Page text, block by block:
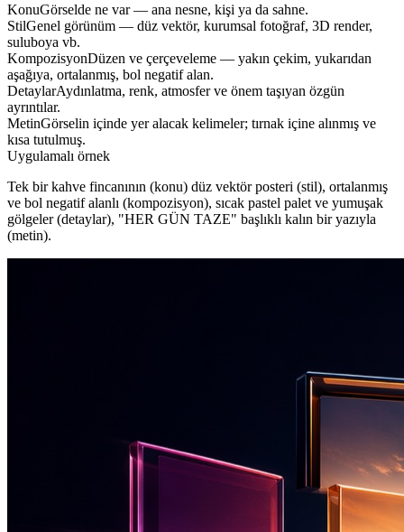
KonuGörselde ne var — ana nesne, kişi ya da sahne.
StilGenel görünüm — düz vektör, kurumsal fotoğraf, 3D render,
suluboya vb.
KompozisyonDüzen ve çerçeveleme — yakın çekim, yukarıdan
aşağıya, ortalanmış, bol negatif alan.
DetaylarAydınlatma, renk, atmosfer ve önem taşıyan özgün
ayrıntılar.
MetinGörselin içinde yer alacak kelimeler; tırnak içine alınmış ve
kısa tutulmuş.
Uygulamalı örnek
Tek bir kahve fincanının (konu) düz vektör posteri (stil), ortalanmış
ve bol negatif alanlı (kompozisyon), sıcak pastel palet ve yumuşak
gölgeler (detaylar), "HER GÜN TAZE" başlıklı kalın bir yazıyla
(metin).